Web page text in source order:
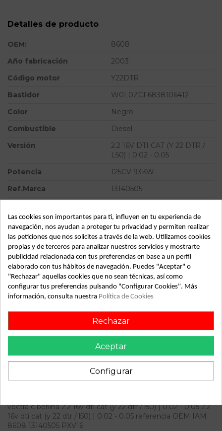
Detalles de producto
OEM:
8608
Año fabricación
2003
Código motor
Y22DTR
Bastidor
W0L0ZCF6838106412
Color
Negro
Combustible
Diesel
Versión
2.2 16V DTI CAT (Y 22 DTR /
L50) | 0.02 - 0.05
Potencia
125CV 93KW
Ref.Marca
13140505
Modelo
VECTRA C BERLINA 2.2 16V
DTI CAT (Y 22 DTR / L50) |
0.02 - 0.05
Tipo vehículo
Turismo
Almacén
49349
SubAlmacén
364
ID: 815435
2022-07-04
Descripción
vectra c berlina 2.2 16v dti cat (y 22 dtr / l50) | 0.02 - 0.05 2.2
16v dti cat (y 22 dtr / l50) | 0.02 - 0.05 referencia OEM IAM
8608 13140505 PXV16
Las cookies son importantes para ti, influyen en tu experiencia de
navegación, nos ayudan a proteger tu privacidad y permiten realizar
las peticiones que nos solicites a través de la web. Utilizamos cookies
propias y de terceros para analizar nuestros servicios y mostrarte
publicidad relacionada con tus preferencias en base a un perfil
elaborado con tus hábitos de navegación. Puedes "Aceptar" o
"Rechazar" aquellas cookies que no sean técnicas, así como
configurar tus preferencias pulsando "Configurar Cookies". Más
información, consulta nuestra Política de Cookies
Rechazar
Aceptar
Configurar